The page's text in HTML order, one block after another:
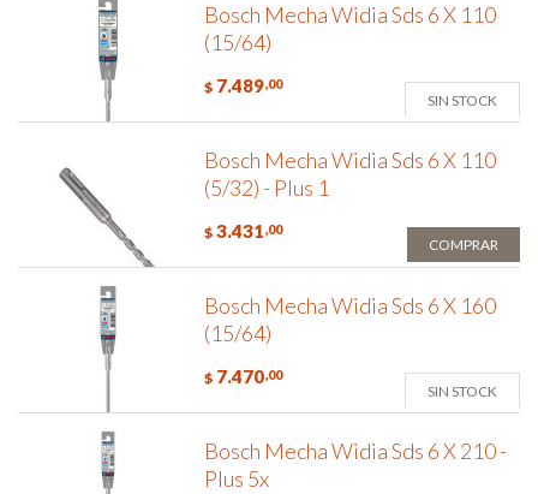
Bosch Mecha Widia Sds 6 X 110
(15/64)
$ 7.489,00
SIN STOCK
Bosch Mecha Widia Sds 6 X 110
(5/32) - Plus 1
$ 3.431,00
COMPRAR
Bosch Mecha Widia Sds 6 X 160
(15/64)
$ 7.470,00
SIN STOCK
Bosch Mecha Widia Sds 6 X 210 -
Plus 5x